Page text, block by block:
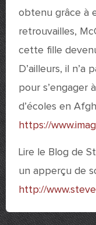
obtenu grâce à
retrouvailles,
cette fille
D’ailleurs, il
pour s’engager
d’écoles en
https://
Lire le Blog de
un apperçu de
http://